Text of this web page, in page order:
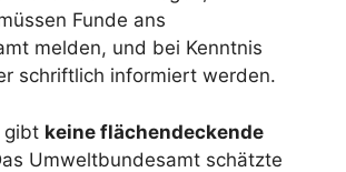
Funde ans
melden, und bei Kenntnis
schriftlich informiert werden.
gibt keine flächendeckende
Umweltbundesamt schätzte